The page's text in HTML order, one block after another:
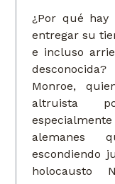
¿Por qué hay
entregar su
e incluso
Monroe,
altruista
alemanes
escondiendo
holocausto